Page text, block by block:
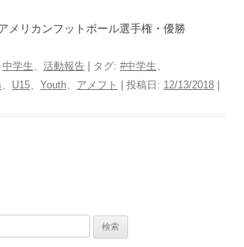
メリカンフットボール選手権・優勝
中学生、 活動報告 | タグ: #中学生、
、 U15、 Youth、 アメフト | 投稿日: 12/13/2018